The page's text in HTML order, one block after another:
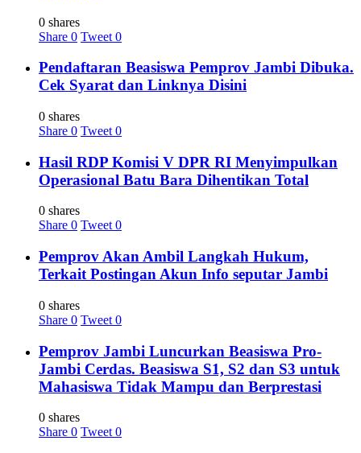
0 shares
Share 0 Tweet 0
Pendaftaran Beasiswa Pemprov Jambi Dibuka.
Cek Syarat dan Linknya Disini
0 shares
Share 0 Tweet 0
Hasil RDP Komisi V DPR RI Menyimpulkan
Operasional Batu Bara Dihentikan Total
0 shares
Share 0 Tweet 0
Pemprov Akan Ambil Langkah Hukum,
Terkait Postingan Akun Info seputar Jambi
0 shares
Share 0 Tweet 0
Pemprov Jambi Luncurkan Beasiswa Pro-
Jambi Cerdas. Beasiswa S1, S2 dan S3 untuk
Mahasiswa Tidak Mampu dan Berprestasi
0 shares
Share 0 Tweet 0